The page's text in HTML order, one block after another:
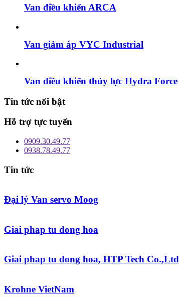
Van điều khiển ARCA
Van giảm áp VYC Industrial
Van điều khiển thủy lực Hydra Force
Tin tức nổi bật
Hỗ trợ tực tuyến
0909.30.49.77
0938.78.49.77
Tin tức
Đại lý Van servo Moog
Giai phap tu dong hoa
Giai phap tu dong hoa, HTP Tech Co.,Ltd
Krohne VietNam